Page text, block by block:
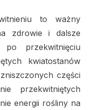
to ważny
zdrowie i dalsze
po przekwitnięciu
kwiatostanów
części
przekwitniętych
energii rośliny na